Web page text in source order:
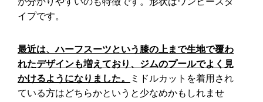
イプです。
最近は、ハーフスーツという膝の上まで生地で覆わ
れたデザインも増えており、ジムのプールでよく見
かけるようになりました。
ミドルカットを着用され
ている方はどちらかというと少なめかもしれませ